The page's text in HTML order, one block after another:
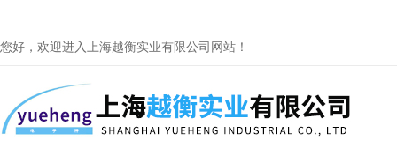
您好，欢迎进入上海越衡实业有限公司网站！